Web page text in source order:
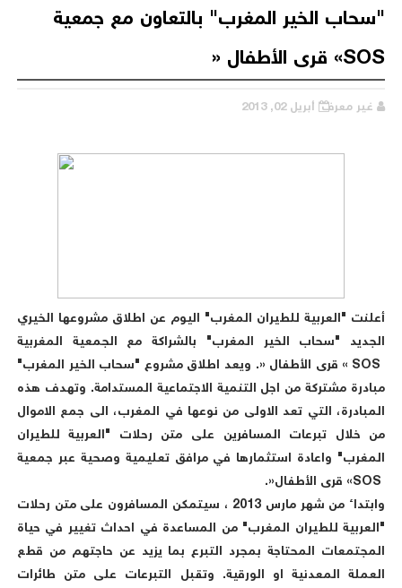
"سحاب الخير المغرب" بالتعاون مع جمعية
SOS» قرى الأطفال «
غير معرف أبريل 02, 2013
أعلنت "العربية للطيران المغرب" اليوم عن اطلاق مشروعها الخيري
الجديد "سحاب الخير المغرب" بالشراكة مع الجمعية المغربية
SOS » قرى الأطفال «. ويعد اطلاق مشروع "سحاب الخير المغرب"
مبادرة مشتركة من اجل التنمية الاجتماعية المستدامة. وتهدف هذه
المبادرة، التي تعد الاولى من نوعها في المغرب، الى جمع الاموال
من خلال تبرعات المسافرين على متن رحلات "العربية للطيران
المغرب" واعادة استثمارها في مرافق تعليمية وصحية عبر جمعية
.
وابتداء من شهر مارس 2013 ، سيتمكن المسافرون على متن رحلات
"العربية للطيران المغرب" من المساعدة في احداث تغيير في حياة
المجتمعات المحتاجة بمجرد التبرع بما يزيد عن حاجتهم من قطع
العملة المعدنية او الورقية. وتقبل التبرعات على متن طائرات